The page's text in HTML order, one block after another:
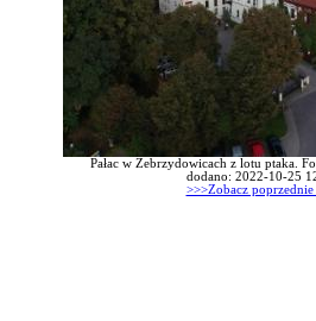
Pałac w Zebrzydowicach z lotu ptaka.
dodano: 2022-10-25
>>>Zobacz poprzednie